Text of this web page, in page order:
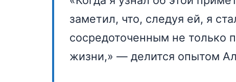
заметил, что, следуя ей, я
сосредоточенным не только
жизни,» — делится опытом